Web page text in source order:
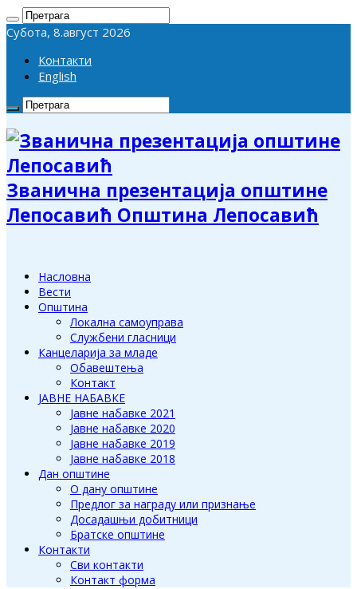
Субота, 8.август 2026
Контакти
English
Званична презентација општине
Лепосавић Општина Лепосавић
Насловна
Вести
Општина
Локална самоуправа
Службени гласници
Канцеларија за младе
Обавештења
Контакт
ЈАВНЕ НАБАВКЕ
Јавне набавке 2021
Јавне набавке 2020
Јавне набавке 2019
Јавне набавке 2018
Дан општине
О дану општине
Предлог за награду или признање
Досадашњи добитници
Братске општине
Контакти
Сви контакти
Контакт форма